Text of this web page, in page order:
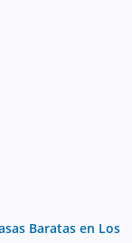
Baratas en Los